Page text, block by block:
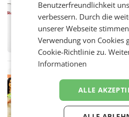
überraschend
UNTERFÖHRING/
Fernsehkonzern
Frühjahr dank
wieder Gewinn
Markterwartung
Eine Bühne für
Müller
Über den
Benutzerfreundlichkeit
verbessern. Durch die
unserer Webseite
Verwendung von Cookies
Cookie-Richtlinie zu.
Informationen
ALLE